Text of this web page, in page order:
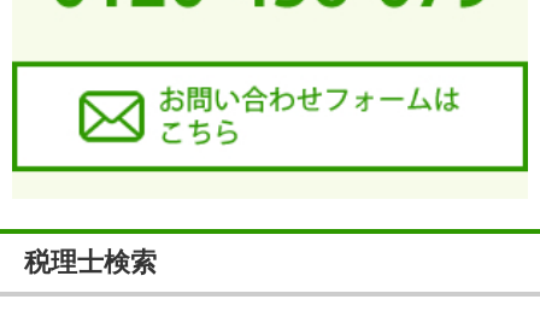
税理士検索